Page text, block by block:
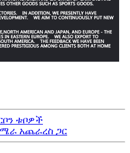
ቱቦዎች
አጨራረስ ጋር